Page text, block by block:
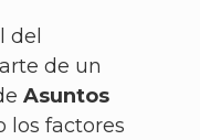
del
de un
Asuntos
los factores